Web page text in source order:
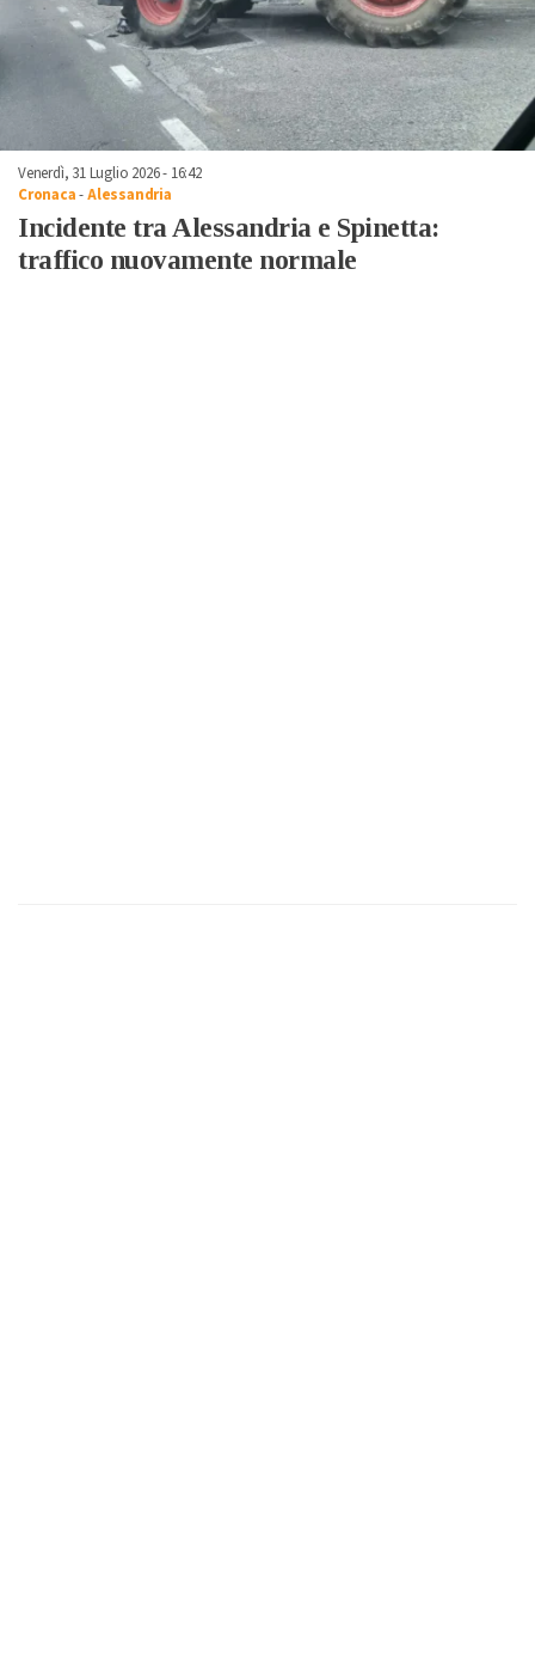
Venerdì, 31 Luglio 2026 - 16:42
Cronaca-Alessandria
Incidente tra Alessandria e Spinetta:
traffico nuovamente normale